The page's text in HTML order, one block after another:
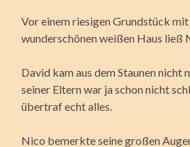
Vor einem riesigen Grundstück
wunderschönen weißen Haus ließ
David kam aus dem Staunen nicht
seiner Eltern war ja schon nicht
übertraf echt alles.
Nico bemerkte seine großen